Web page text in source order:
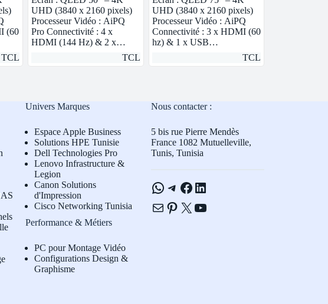
(60
TCL
UHD (3840 x 2160 pixels)
Processeur Vidéo : AiPQ
Pro Connectivité : 4 x
HDMI (144 Hz) & 2 x…
TCL
UHD (3840 x 2160 pixels)
Processeur Vidéo : AiPQ
Connectivité : 3 x HDMI (60
hz) & 1 x USB…
TCL
Univers Marques
Espace Apple Business
Solutions HPE Tunisie
Dell Technologies Pro
Lenovo Infrastructure &
Legion
Canon Solutions
d'Impression
Cisco Networking Tunisia
Performance & Métiers
PC pour Montage Vidéo
Configurations Design &
Graphisme
Nous contacter :
5 bis rue Pierre Mendès
France 1082 Mutuelleville,
Tunis, Tunisia
WhatsApp
Telegram
Facebook
LinkedIn
E-mailPinterest
X YouTube